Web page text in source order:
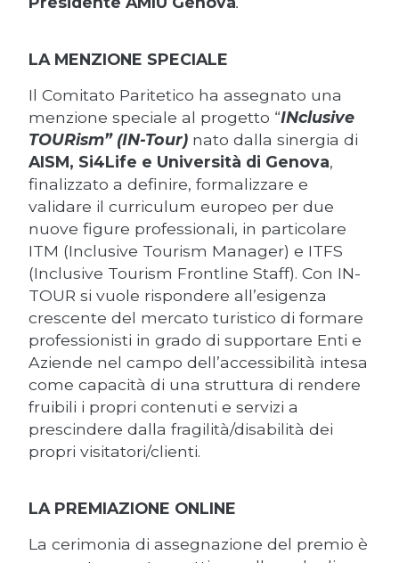
LA MENZIONE SPECIALE
Il Comitato Paritetico ha assegnato una
menzione speciale al progetto “INclusive
TOURism” (IN-Tour) nato dalla sinergia di
AISM, Si4Life e Università di Genova,
finalizzato a definire, formalizzare e
validare il curriculum europeo per due
nuove figure professionali, in particolare
ITM (Inclusive Tourism Manager) e ITFS
(Inclusive Tourism Frontline Staff). Con IN-
TOUR si vuole rispondere all’esigenza
crescente del mercato turistico di formare
professionisti in grado di supportare Enti e
Aziende nel campo dell’accessibilità intesa
come capacità di una struttura di rendere
fruibili i propri contenuti e servizi a
prescindere dalla fragilità/disabilità dei
propri visitatori/clienti.
LA PREMIAZIONE ONLINE
La cerimonia di assegnazione del premio è